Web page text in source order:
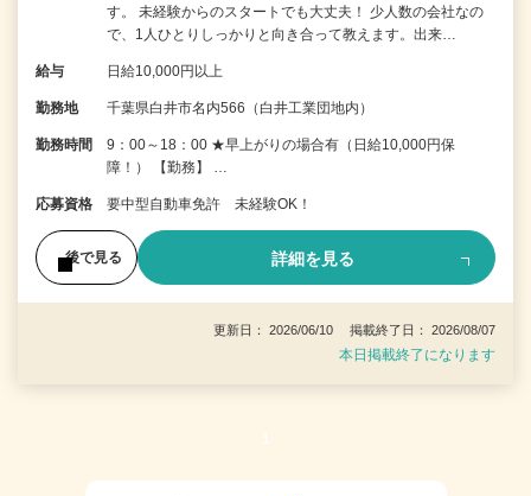
す。 未経験からのスタートでも大丈夫！ 少人数の会社なの
で、1人ひとりしっかりと向き合って教えます。出来…
給与 日給10,000円以上
勤務地 千葉県白井市名内566（白井工業団地内）
勤務時間
9：00～18：00 ★早上がりの場合有（日給10,000円保
障！） 【勤務】 …
応募資格 要中型自動車免許 未経験OK！
後で見る 詳細を見る
更新日： 2026/06/10 掲載終了日： 2026/08/07
本日掲載終了になります
1